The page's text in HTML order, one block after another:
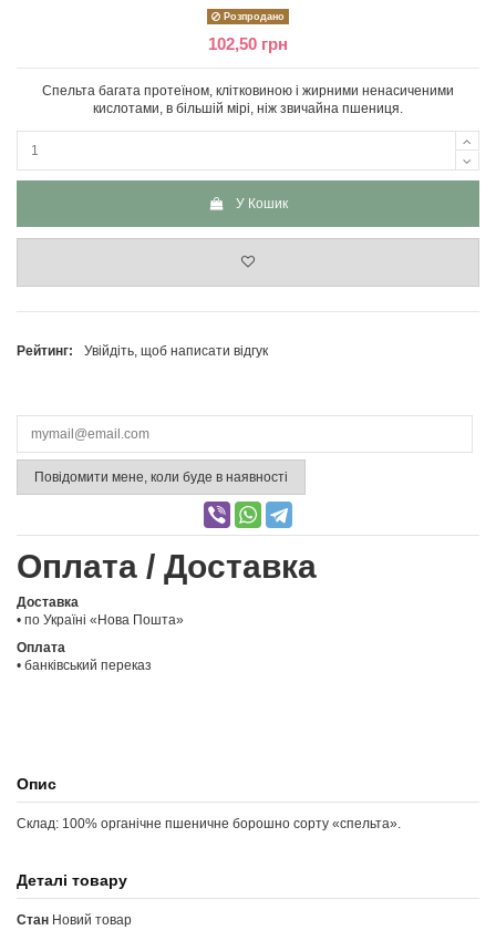
Розпродано
102,50 грн
Спельта багата протеїном, клітковиною і жирними ненасиченими
кислотами, в більшій мірі, ніж звичайна пшениця.
У Кошик
Рейтинг: Увійдіть, щоб написати відгук
Повідомити мене, коли буде в наявності
Оплата / Доставка
Доставка
• по Україні «Нова Пошта»
Оплата
• банківський переказ
Опис
Склад: 100% органічне пшеничне борошно сорту «спельта».
Деталі товару
Стан Новий товар